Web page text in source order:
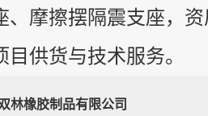
、摩擦摆隔震支座，
供货与技术服务。
林橡胶制品有限公司